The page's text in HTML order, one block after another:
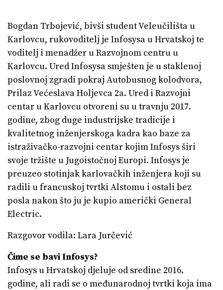
Bogdan Trbojević, bivši student Veleučilišta u
Karlovcu, rukovoditelj je Infosysa u Hrvatskoj te
voditelj i menadžer u Razvojnom centru u
Karlovcu. Ured Infosysa smješten je u staklenoj
poslovnoj zgradi pokraj Autobusnog kolodvora,
Prilaz Većeslava Holjevca 2a. Ured i Razvojni
centar u Karlovcu otvoreni su u travnju 2017.
godine, zbog duge industrijske tradicije i
kvalitetnog inženjerskoga kadra kao baze za
istraživačko-razvojni centar kojim Infosys širi
svoje tržište u Jugoistočnoj Europi. Infosys je
preuzeo stotinjak karlovačkih inženjera koji su
radili u francuskoj tvrtki Alstomu i ostali bez
posla nakon što ju je kupio američki General
Electric.
Razgovor vodila: Lara Jurčević
Čime se bavi Infosys?
Infosys u Hrvatskoj djeluje od sredine 2016.
godine, ali radi se o međunarodnoj tvrtki koja ima